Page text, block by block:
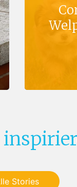
Stories